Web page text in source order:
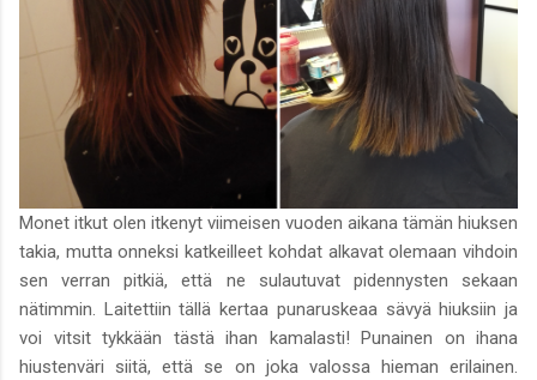
Monet itkut olen itkenyt viimeisen vuoden aikana tämän hiuksen
takia, mutta onneksi katkeilleet kohdat alkavat olemaan vihdoin
sen verran pitkiä, että ne sulautuvat pidennysten sekaan
nätimmin. Laitettiin tällä kertaa punaruskeaa sävyä hiuksiin ja
voi vitsit tykkään tästä ihan kamalasti! Punainen on ihana
hiustenväri siitä, että se on joka valossa hieman erilainen.